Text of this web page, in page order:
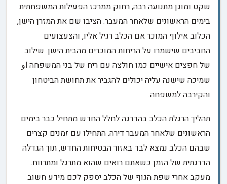
שקט ומוגן מתנועה רבה, רחוק ממרכז הפעילות המשפחתית
בימים הראשונים שלאחר המעבר. הציבו שם את המזרן הישן,
הכלוב אילוף המוכר אם הכלב רגיל אליו, והצעצועים
החביבים שישמרו על הריחות המוכרים מהבית הישן. שילוב
של חפצים אישיים כמו חולצה עם ריח של בני המשפחה او
שמיכה שישנה עליה יכולים להגביר את תחושת הביטחון
והקירבה למשפחה.
תהליך הרגלת הכלב בהדרגה לחלל החדש מתחיל כבר בימים
הראשונים שלאחר המעבר דירה. התחילו עם זמנים קצרים
שבהם הכלב נמצא לבד באזור הבטיחות החדש, תוך הגדלה
הדרגתית של הזמן כשאתם רואים שהוא מתרגל ומתרווח.
מעקב אחרי שפת הגוף של הכלב יספק לכם מידע חשוב